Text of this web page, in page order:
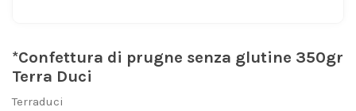
*Confettura di prugne senza glutine 350gr
Terra Duci
Terraduci